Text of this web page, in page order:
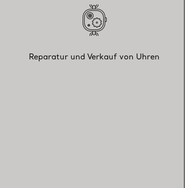
Reparatur und Verkauf von Uhren